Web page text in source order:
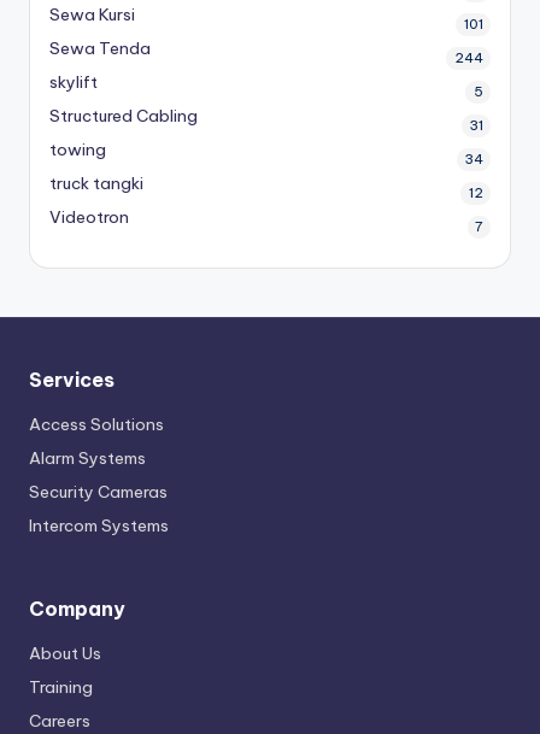
Sewa Kursi 101
Sewa Tenda 244
skylift 5
Structured Cabling 31
towing 34
truck tangki 12
Videotron 7
Services
Access Solutions
Alarm Systems
Security Cameras
Intercom Systems
Company
About Us
Training
Careers